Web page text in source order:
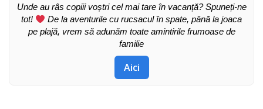
Unde au râs copiii voștri cel mai tare în vacanță? Spuneți-ne
tot!
De la aventurile cu rucsacul în spate, până la joaca
pe plajă, vrem să adunăm toate amintirile frumoase de
familie
Aici